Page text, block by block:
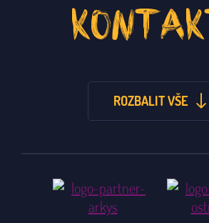
ROZBALIT VŠE